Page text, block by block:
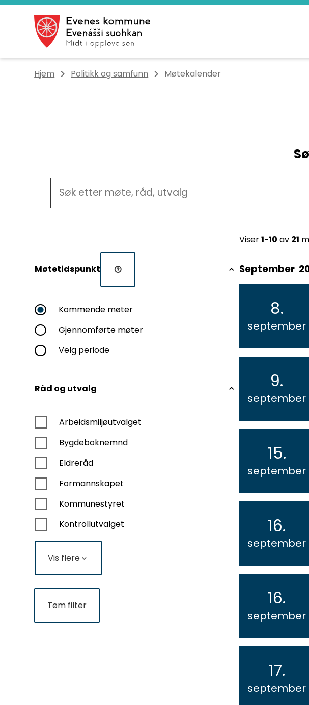
Evenes kommune
Du er her:
Hjem Politikk og samfunn Møtekalender
Møtetidspunkt
Kommende møter
Gjennomførte møter
Velg periode
Råd og utvalg
Arbeidsmiljøutvalget
Bygdeboknemnd
Eldreråd
Formannskapet
Kommunestyret
Kontrollutvalget
Vis flere
Tøm filter
Viser1-10 av 21
R
e
a
e
d
ø
September
8.
september
2
2
9.
september
2
2
15.
september
2
2
16.
september
2
2
16.
september
2
2
17.
september
2